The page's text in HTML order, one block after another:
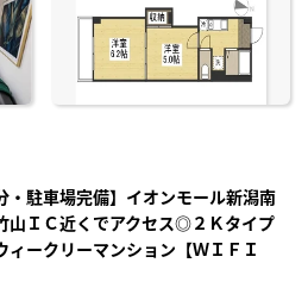
録
・駐車場完備】イオンモール新潟南
山ＩＣ近くでアクセス◎２Ｋタイプ
ークリーマンション【ＷＩＦＩ